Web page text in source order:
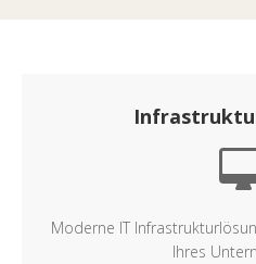
Moderne IT
Ihres